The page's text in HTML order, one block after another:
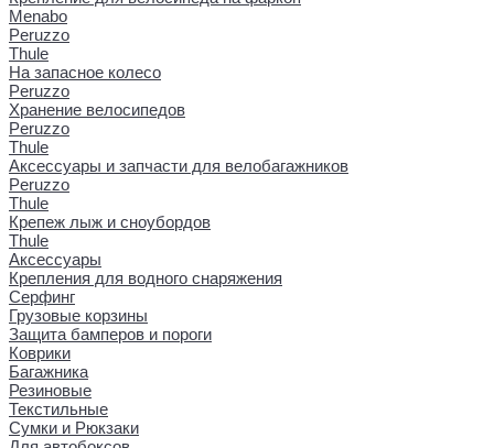
Menabo
Peruzzo
Thule
На запасное колесо
Peruzzo
Хранение велосипедов
Peruzzo
Thule
Аксессуары и запчасти для велобагажников
Peruzzo
Thule
Крепеж лыж и сноубордов
Thule
Аксессуары
Крепления для водного снаряжения
Серфинг
Грузовые корзины
Защита бамперов и пороги
Коврики
Багажника
Резиновые
Текстильные
Сумки и Рюкзаки